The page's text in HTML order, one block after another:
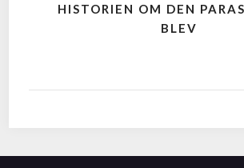
HISTORIEN OM DEN
BLEV